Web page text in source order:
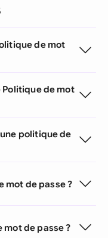
de mot
de mot
politique de
mot de passe ?
de passe ?